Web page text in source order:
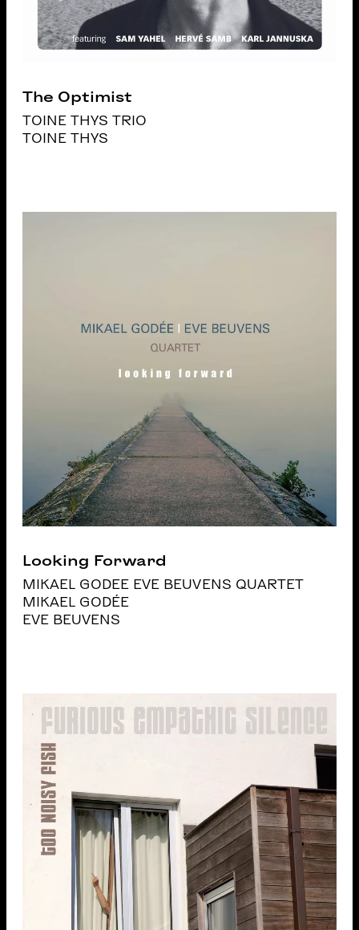
The Optimist
TOINE THYS TRIO
TOINE THYS
Looking Forward
MIKAEL GODEE EVE BEUVENS QUARTET
MIKAEL GODÉE
EVE BEUVENS